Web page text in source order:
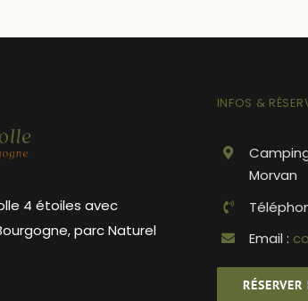
4 étoiles avec
parc Naturel
INFOS &
Morvan
Email :